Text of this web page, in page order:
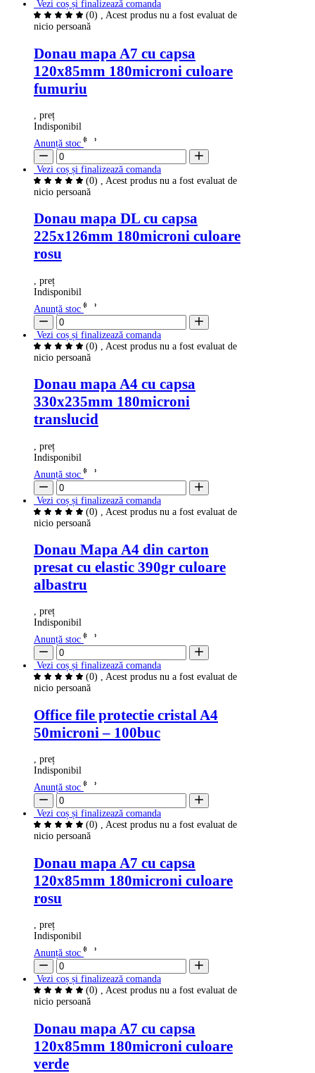
Vezi coș și finalizează comanda
(0) , Acest produs nu a fost evaluat de
nicio persoană
Donau mapa A7 cu capsa
120x85mm 180microni culoare
fumuriu
, preț
Indisponibil
Anunță stoc
Vezi coș și finalizează comanda
(0)
, Acest produs nu a fost evaluat de
nicio persoană
Donau mapa DL cu capsa
225x126mm 180microni culoare
rosu
, preț
Indisponibil
Anunță stoc
Vezi coș și finalizează comanda
(0)
, Acest produs nu a fost evaluat de
nicio persoană
Donau mapa A4 cu capsa
330x235mm 180microni
translucid
, preț
Indisponibil
Anunță stoc
Vezi coș și finalizează comanda
(0)
, Acest produs nu a fost evaluat de
nicio persoană
Donau Mapa A4 din carton
presat cu elastic 390gr culoare
albastru
, preț
Indisponibil
Anunță stoc
Vezi coș și finalizează comanda
(0) , Acest produs nu a fost evaluat de
nicio persoană
Office file protectie cristal A4
50microni – 100buc
, preț
Indisponibil
Anunță stoc
Vezi coș și finalizează comanda
(0) , Acest produs nu a fost evaluat de
nicio persoană
Donau mapa A7 cu capsa
120x85mm 180microni culoare
rosu
, preț
Indisponibil
Anunță stoc
Vezi coș și finalizează comanda
(0) , Acest produs nu a fost evaluat de
nicio persoană
Donau mapa A7 cu capsa
120x85mm 180microni culoare
verde